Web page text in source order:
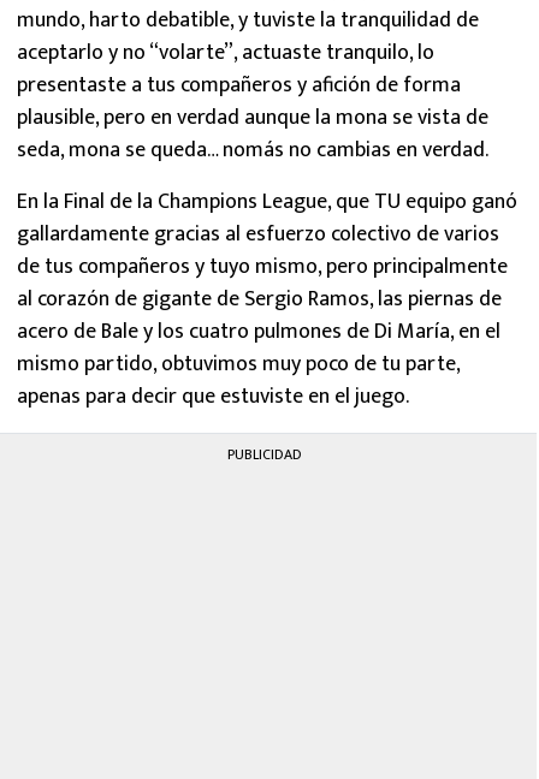
mundo, harto debatible, y tuviste la tranquilidad de
aceptarlo y no “volarte”, actuaste tranquilo, lo
presentaste a tus compañeros y afición de forma
plausible, pero en verdad aunque la mona se vista de
seda, mona se queda… nomás no cambias en verdad.
En la Final de la Champions League, que TU equipo ganó
gallardamente gracias al esfuerzo colectivo de varios
de tus compañeros y tuyo mismo, pero principalmente
al corazón de gigante de Sergio Ramos, las piernas de
acero de Bale y los cuatro pulmones de Di María, en el
mismo partido, obtuvimos muy poco de tu parte,
apenas para decir que estuviste en el juego.
PUBLICIDAD